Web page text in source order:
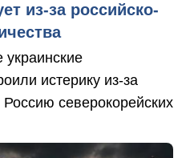
из-за российско-
истерику из-за
северокорейских